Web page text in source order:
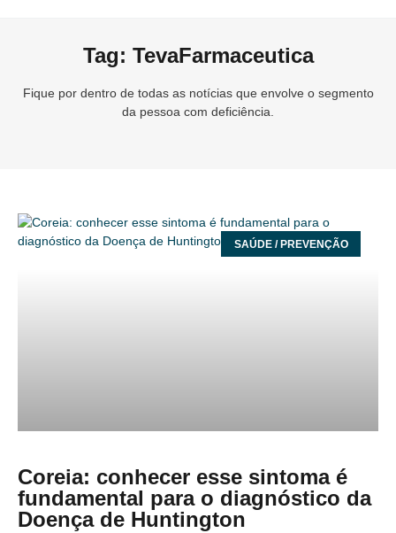
Tag: TevaFarmaceutica
Fique por dentro de todas as notícias que envolve o segmento
da pessoa com deficiência.
SAÚDE / PREVENÇÃO
Coreia: conhecer esse sintoma é
fundamental para o diagnóstico da
Doença de Huntington